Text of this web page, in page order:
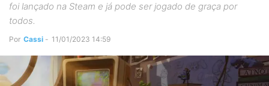
foi lançado na Steam e já pode ser jogado de graça por
todos.
Por Cassi - 11/01/2023 14:59